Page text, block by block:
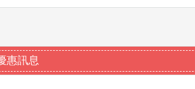
惠訊息